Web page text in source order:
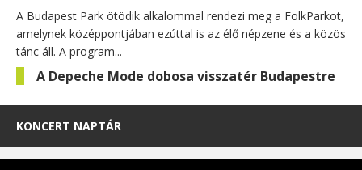
A Budapest Park ötödik alkalommal rendezi meg a FolkParkot,
amelynek középpontjában ezúttal is az élő népzene és a közös
tánc áll. A program...
A Depeche Mode dobosa visszatér Budapestre
KONCERT NAPTÁR